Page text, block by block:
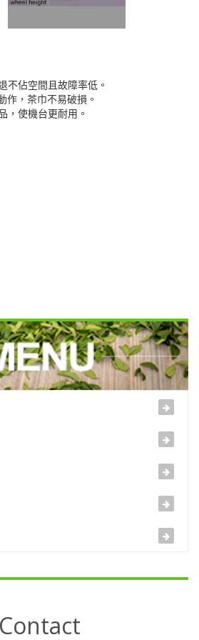
不佔空間且故障率低。
作，茶巾不易破損。
，使機台更耐用。
Contact